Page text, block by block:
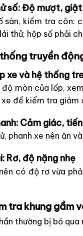
số: Độ mượt,
sàn, kiểm tra côn:
thử, hộp số phải
truyền
xe và hệ thống
độ mòn của lốp,
để kiểm tra giảm
Cảm giác,
phanh xe nên ăn
Rơ, độ nặng nhẹ
có độ rơ vừa
tra khung gầm
thường bị bỏ